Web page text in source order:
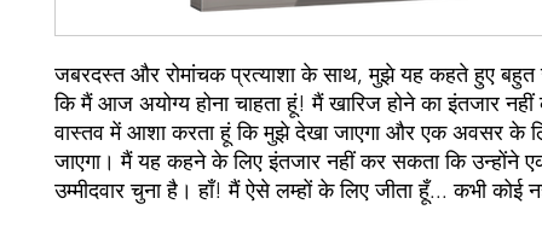
जबरदस्त और रोमांचक प्रत्याशा के साथ, मुझे यह कहते हुए बहुत
कि मैं आज अयोग्य होना चाहता हूं! मैं खारिज होने का इंतजार
वास्तव में आशा करता हूं कि मुझे देखा जाएगा और एक अवसर के
जाएगा। मैं यह कहने के लिए इंतजार नहीं कर सकता कि उन्होंने
उम्मीदवार चुना है। हाँ! मैं ऐसे लम्हों के लिए जीता हूँ... कभी कोई